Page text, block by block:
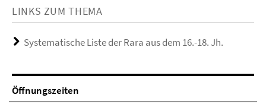
LINKS ZUM THEMA
Systematische Liste der Rara aus dem 16.-18. Jh.
Öffnungszeiten